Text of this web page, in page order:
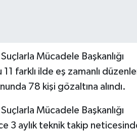
Mücadele Başkanlığı
farklı ilde eş zamanlı
78 kişi gözaltına alındı.
Mücadele Başkanlığı
3 aylık teknik takip